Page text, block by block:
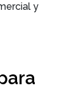
y